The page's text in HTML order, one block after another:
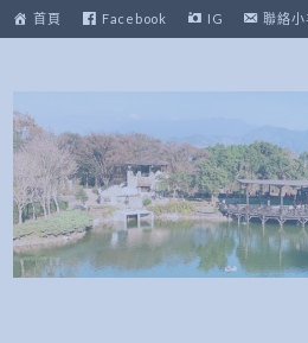
至
內
首頁 Facebook IG 聯絡小